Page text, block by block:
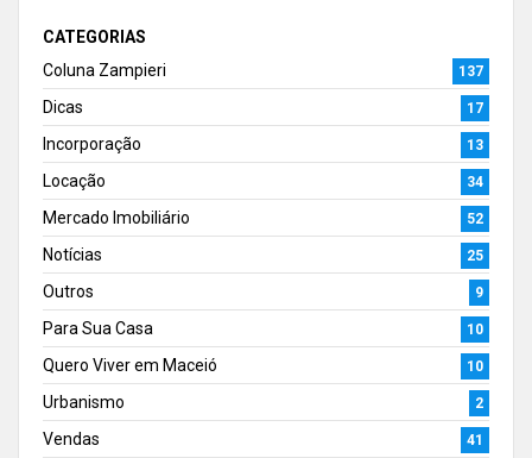
CATEGORIAS
Coluna Zampieri
137
Dicas 17
Incorporação 13
Locação 34
Mercado Imobiliário 52
Notícias 25
Outros 9
Para Sua Casa 10
Quero Viver em Maceió 10
Urbanismo 2
Vendas 41